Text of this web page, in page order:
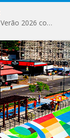
São Miguel do Guamá encerra os Jogos de Verão 2026 com sucesso de público e competições.